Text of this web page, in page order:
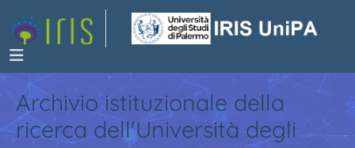
Archivio istituzionale della
ricerca dell'Università degli